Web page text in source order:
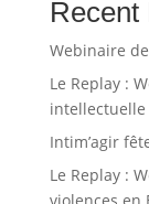
Recent
Webinaire
Le Replay :
Intim’agir
Le Replay :